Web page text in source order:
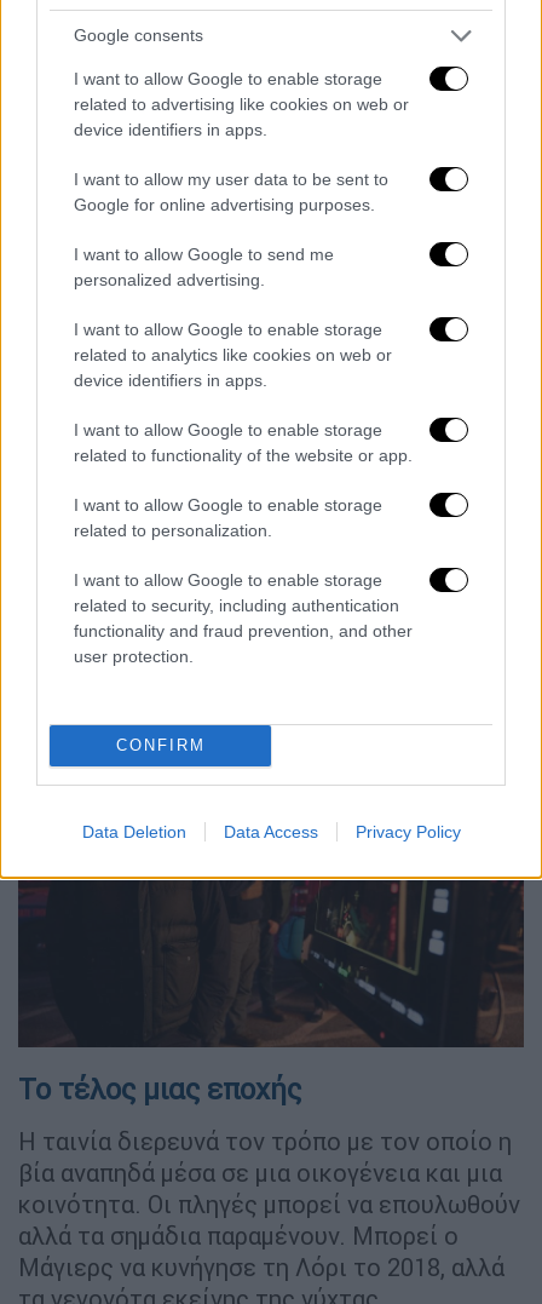
Google consents
I want to allow Google to enable storage
related to advertising like cookies on web or
device identifiers in apps.
I want to allow my user data to be sent to
Google for online advertising purposes.
I want to allow Google to send me
personalized advertising.
I want to allow Google to enable storage
related to analytics like cookies on web or
device identifiers in apps.
I want to allow Google to enable storage
related to functionality of the website or app.
I want to allow Google to enable storage
related to personalization.
I want to allow Google to enable storage
related to security, including authentication
functionality and fraud prevention, and other
user protection.
CONFIRM
Data Deletion Data Access Privacy Policy
Οι συντελεστές
«Αυτή η ιστορία ξεκινάει με έναν μπέιμπι
σίτερ και με μια νύχτα του Halloween που
όλα πάνε στραβά» λέει ο Κέρτις. Η
εναρκτήρια σεκάνς είναι μια πονηρή
αντιστροφή της υπόθεσης της ταινίας του
1978, όπου ένα κορίτσι μπέιμπι σίτερ γίνεται
ο στόχος ενός δολοφόνου. «Αυτή η σκηνή
είναι τόσο έντονη και όμορφα γυρισμένη
που, από μόνη της, νομίζω ότι θα μπορούσε
να είναι υποψήφια για Όσκαρ μικρού μήκους
ταινίας» προσθέτει η Τζέιμι Λι Κέρτις.
Ο σκηνοθέτης Ντέιβιντ Γκόρντον Γκριν
στράφηκε στα θεμελιώδη έργα του Τζον
Κάρπεντερ για την ανάπτυξη των
χαρακτήρων. «Υπάρχουν πολλές άλλες
ταινίες του Κάρπεντερ στις οποίες κάνω
αναφορές» αναφέρει ο Γκριν. «Για
παράδειγμα, υπάρχει η έμπνευση της
"Κριστίν" και της "Ομίχλης"».
Το τέλος μιας εποχής
Η ταινία διερευνά τον τρόπο με τον οποίο η
βία αναπηδά μέσα σε μια οικογένεια και μια
κοινότητα. Οι πληγές μπορεί να επουλωθούν
αλλά τα σημάδια παραμένουν. Μπορεί ο
Μάγιερς να κυνήγησε τη Λόρι το 2018, αλλά